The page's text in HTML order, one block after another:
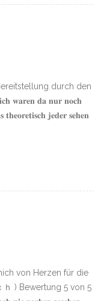
durch den
𝐰𝐚𝐫𝐞𝐧 𝐝𝐚 𝐧𝐮𝐫 𝐧𝐨𝐜𝐡
𝐣𝐞𝐝𝐞𝐫 𝐬𝐞𝐡𝐞𝐧
von Herzen für die
) Bewertung 5 von 5